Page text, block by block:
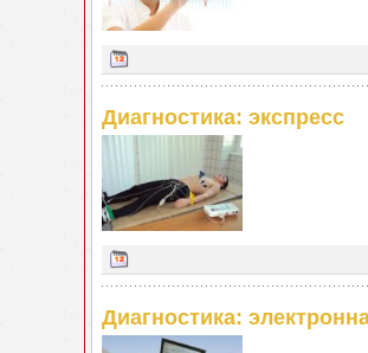
Диагностика: экспресс
Диагностика: